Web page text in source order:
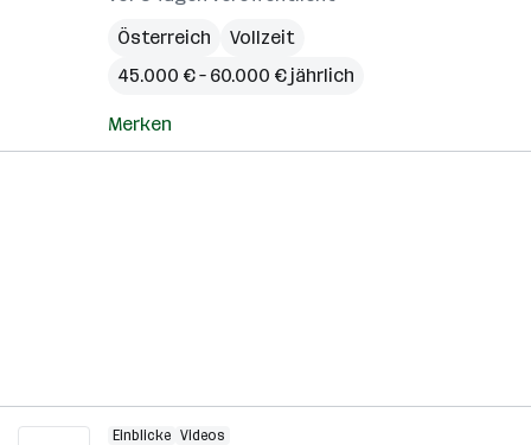
Österreich
Vollzeit
45.000 € – 60.000 € jährlich
Merken
Einblicke Videos